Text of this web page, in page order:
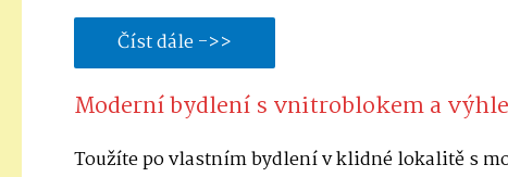
Číst dále ->>
Moderní bydlení s vnitroblokem a
Toužíte po vlastním bydlení v klidné lokalitě s